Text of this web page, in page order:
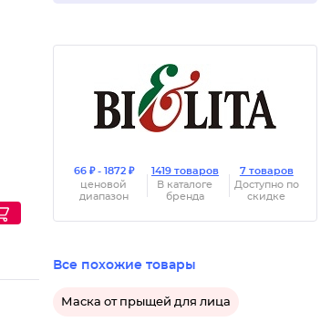
66 ₽ - 1872 ₽
ценовой
диапазон
1419 товаров
В каталоге
бренда
7 товаров
Доступно по
скидке
Все похожие товары
Маска от прыщей для лица